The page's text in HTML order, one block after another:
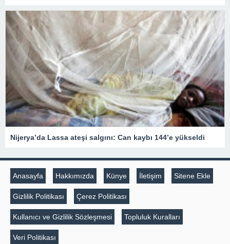
Nijerya’da Lassa ateşi salgını: Can kaybı 144’e yükseldi
Anasayfa Hakkımızda Künye İletişim Sitene Ekle
Gizlilik Politikası Çerez Politikası
Kullanıcı ve Gizlilik Sözleşmesi Topluluk Kuralları
Veri Politikası